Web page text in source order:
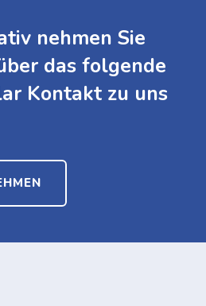
nehmen Sie
das folgende
Kontakt zu uns